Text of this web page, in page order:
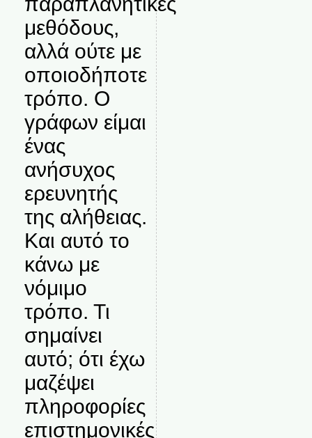
μεθόδους,
αλλά ούτε με
οποιοδήποτε
τρόπο. Ο
γράφων είμαι
ένας
ανήσυχος
ερευνητής
της αλήθειας.
Και αυτό το
κάνω με
νόμιμο
τρόπο. Τι
σημαίνει
αυτό; ότι έχω
μαζέψει
πληροφορίες
επιστημονικές